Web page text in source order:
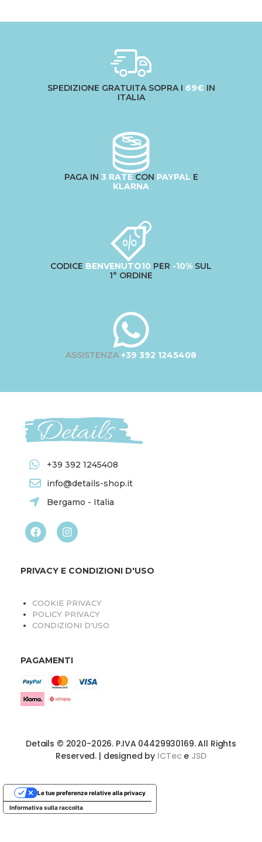
SPEDIZIONE GRATUITA SOPRA I 69€ IN
ITALIA
PAGA IN 3 RATECON PAYPAL E
KLARNA
CODICE BENVENUTO10 PER -10% SUL
1° ORDINE
ASSISTENZA +39 392 1245408
+39 392 1245408
info@details-shop.it
Bergamo - Italia
PRIVACY E CONDIZIONI D'USO
COOKIE PRIVACY
POLICY PRIVACY
CONDIZIONI D'USO
PAGAMENTI
Details © 2020-2026. P.IVA 04429930169. All Rights
Reserved. | designed by ICTec e JSD
Informativa sulla raccolta
Le tue preferenze relative alla privacy